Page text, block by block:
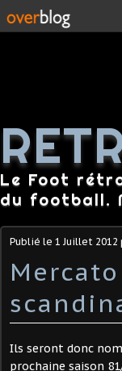
Le Foot
du football.
Publié le 1 Juillet 2012
Ils seront donc
prochaine saison